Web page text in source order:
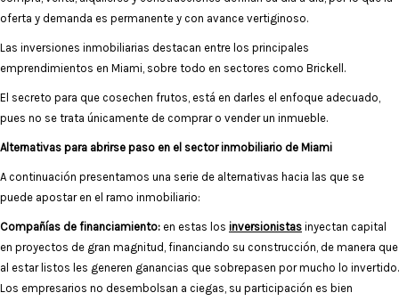
oferta y demanda es permanente y con avance vertiginoso.
Las inversiones inmobiliarias destacan entre los principales
emprendimientos en Miami, sobre todo en sectores como Brickell.
El secreto para que cosechen frutos, está en darles el enfoque adecuado,
pues no se trata únicamente de comprar o vender un inmueble.
Alternativas para abrirse paso en el sector inmobiliario de Miami
A continuación presentamos una serie de alternativas hacia las que se
puede apostar en el ramo inmobiliario:
Compañías de financiamiento: en estas los inversionistas inyectan capital
en proyectos de gran magnitud, financiando su construcción, de manera que
al estar listos les generen ganancias que sobrepasen por mucho lo invertido.
Los empresarios no desembolsan a ciegas, su participación es bien